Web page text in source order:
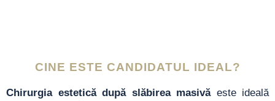
CINE ESTE CANDIDATUL IDEAL?
Chirurgia estetică după slăbirea masivăeste ideală